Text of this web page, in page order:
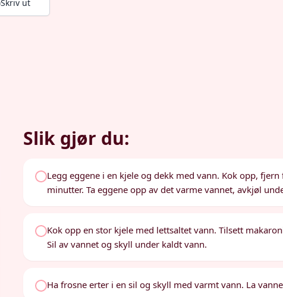
Skriv ut
Slik gjør du:
Legg eggene i en kjele og dekk med vann. Kok opp,
minutter. Ta eggene opp av det varme vannet, avkjøl
Kok opp en stor kjele med lettsaltet vann. Tilsett
Sil av vannet og skyll under kaldt vann.
Ha frosne erter i en sil og skyll med varmt vann. La